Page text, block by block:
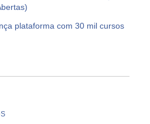
plataforma com 30 mil cursos